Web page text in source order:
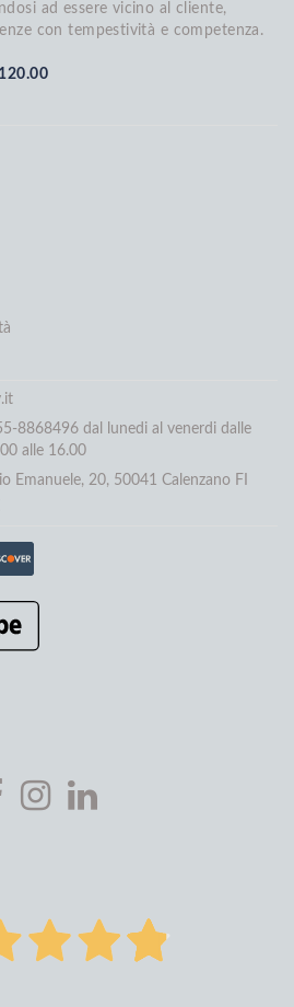
ad essere vicino al cliente,
con tempestività e competenza.
8868496 dal lunedi al venerdi dalle
alle 16.00
Emanuele, 20, 50041 Calenzano FI